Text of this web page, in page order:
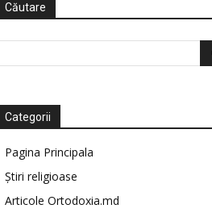
Căutare
Categorii
Pagina Principala
Știri religioase
Articole Ortodoxia.md